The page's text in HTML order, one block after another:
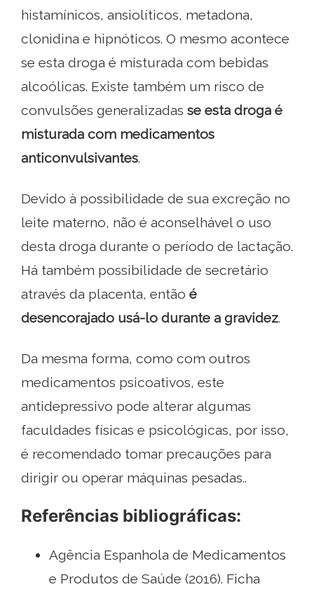
histamínicos, ansiolíticos, metadona,
clonidina e hipnóticos. O mesmo acontece
se esta droga é misturada com bebidas
alcoólicas. Existe também um risco de
convulsões generalizadas se esta droga é
misturada com medicamentos
anticonvulsivantes.
Devido à possibilidade de sua excreção no
leite materno, não é aconselhável o uso
desta droga durante o período de lactação.
Há também possibilidade de secretário
através da placenta, então é
desencorajado usá-lo durante a gravidez.
Da mesma forma, como com outros
medicamentos psicoativos, este
antidepressivo pode alterar algumas
faculdades físicas e psicológicas, por isso,
é recomendado tomar precauções para
dirigir ou operar máquinas pesadas..
Referências bibliográficas:
Agência Espanhola de Medicamentos
e Produtos de Saúde (2016). Ficha